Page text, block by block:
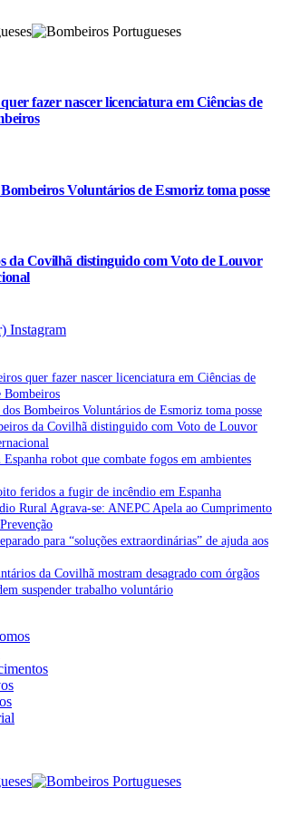
fazer nascer licenciatura em Ciências de
Voluntários de Esmoriz toma posse
da Covilhã distinguido com Voto de Louvor
Instagram
quer fazer nascer licenciatura em Ciências de
Bombeiros
Bombeiros Voluntários de Esmoriz toma posse
da Covilhã distinguido com Voto de Louvor
Espanha robot que combate fogos em ambientes
feridos a fugir de incêndio em Espanha
Rural Agrava-se: ANEPC Apela ao Cumprimento
para “soluções extraordinárias” de ajuda aos
da Covilhã mostram desagrado com órgãos
suspender trabalho voluntário